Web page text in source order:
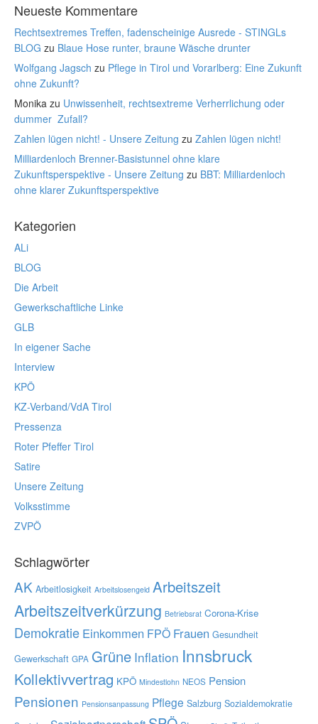
Neueste Kommentare
Rechtsextremes Treffen, fadenscheinige Ausrede - STINGLs
BLOG zu Blaue Hose runter, braune Wäsche drunter
Wolfgang Jagsch zu Pflege in Tirol und Vorarlberg: Eine Zukunft
ohne Zukunft?
Monika zu Unwissenheit, rechtsextreme Verherrlichung oder
dummer Zufall?
Zahlen lügen nicht! - Unsere Zeitung zu Zahlen lügen nicht!
Milliardenloch Brenner-Basistunnel ohne klare
Zukunftsperspektive - Unsere Zeitung zu BBT: Milliardenloch
ohne klarer Zukunftsperspektive
Kategorien
ALi
BLOG
Die Arbeit
Gewerkschaftliche Linke
GLB
In eigener Sache
Interview
KPÖ
KZ-Verband/VdA Tirol
Pressenza
Roter Pfeffer Tirol
Satire
Unsere Zeitung
Volksstimme
ZVPÖ
Schlagwörter
AK Arbeitlosigkeit Arbeitslosengeld Arbeitszeit
Arbeitszeitverkürzung Betriebsrat Corona-Krise
Demokratie Einkommen FPÖ Frauen Gesundheit
Gewerkschaft GPA Grüne Inflation Innsbruck
Kollektivvertrag KPÖ Mindestlohn NEOS Pension
Pensionen Pensionsanpassung Pflege Salzburg Sozialdemokratie